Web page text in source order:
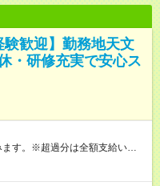
験歓迎】勤務地天文
・研修充実で安心ス
す。※超過分は全額支給いたし
月 みなし残業時間 15時間／月
の他待遇の変更はございませ